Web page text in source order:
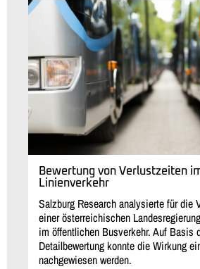
Bewertung von Verlustzeiten
Linienverkehr
Salzburg Research analysierte für die
einer österreichischen
im öffentlichen Busverkehr. Auf Basis
Detailbewertung konnte die Wirkung
nachgewiesen werden.